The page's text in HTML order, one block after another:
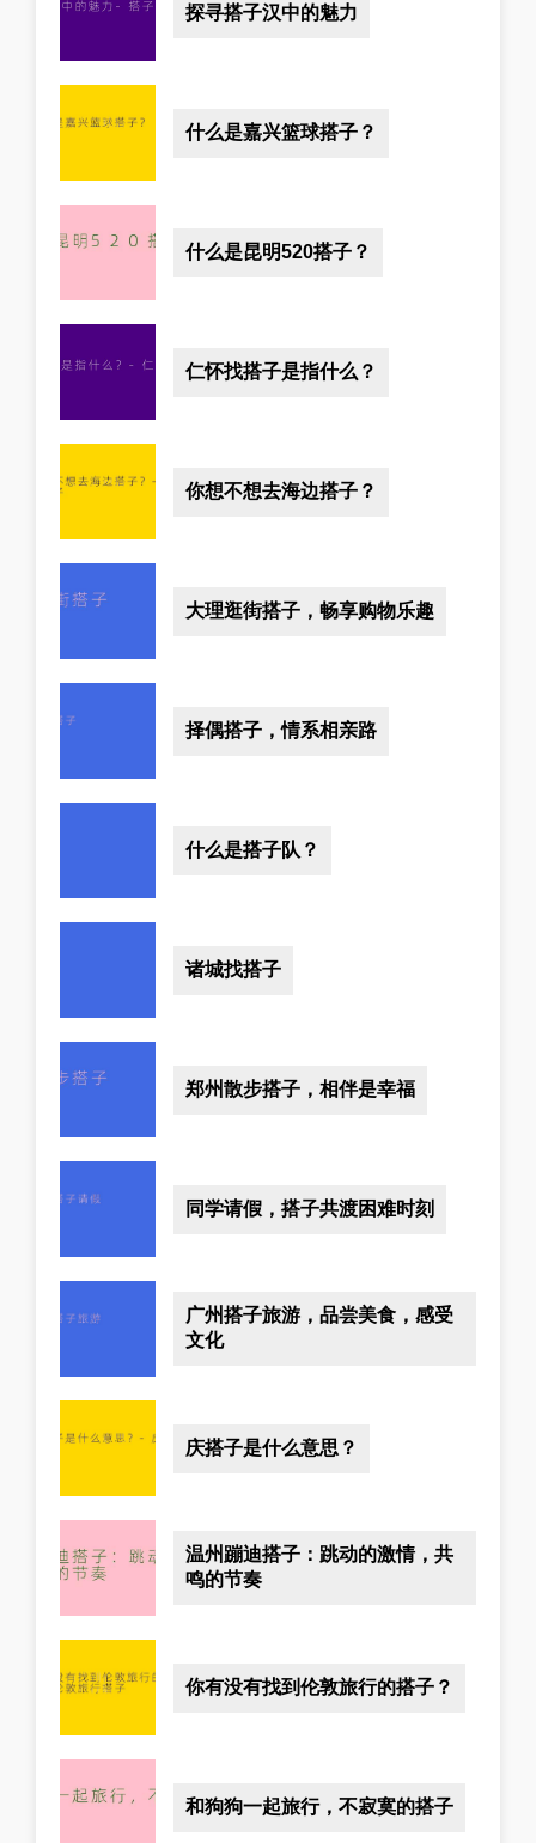
探寻搭子汉中的魅力
什么是嘉兴篮球搭子？
什么是昆明520搭子？
仁怀找搭子是指什么？
你想不想去海边搭子？
大理逛街搭子，畅享购物乐趣
择偶搭子，情系相亲路
什么是搭子队？
诸城找搭子
郑州散步搭子，相伴是幸福
同学请假，搭子共渡困难时刻
广州搭子旅游，品尝美食，感受
文化
庆搭子是什么意思？
温州蹦迪搭子：跳动的激情，共
鸣的节奏
你有没有找到伦敦旅行的搭子？
和狗狗一起旅行，不寂寞的搭子